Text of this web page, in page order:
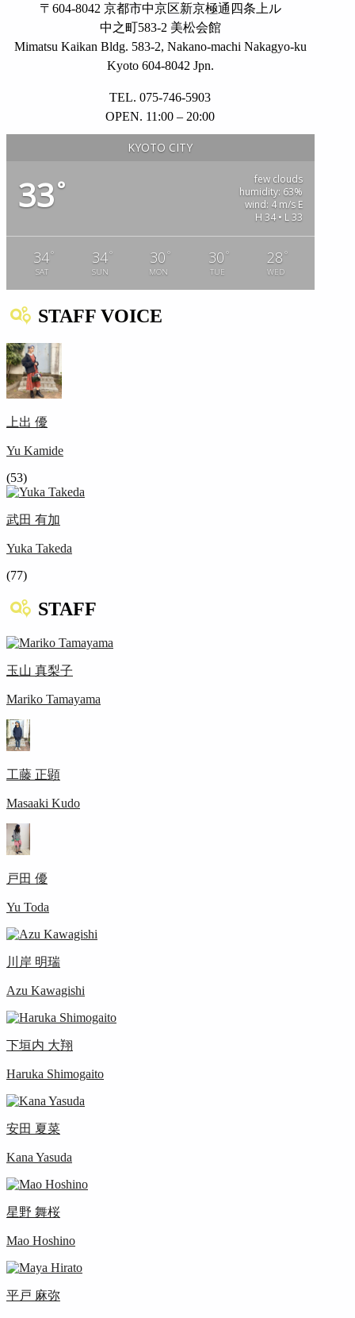
〒604-8042 京都市中京区新京極通四条上ル
中之町583-2 美松会館
Mimatsu Kaikan Bldg. 583-2, Nakano-machi Nakagyo-ku
Kyoto 604-8042 Jpn.
TEL. 075-746-5903
OPEN. 11:00 – 20:00
KYOTO CITY
33°
few clouds
humidity: 63%
wind: 4 m/s E
H 34 • L 33
34°
SAT
34°
SUN
30 °
MON
30 °
TUE
28 °
WED
STAFF VOICE
上出 優
Yu Kamide
(53)
武田 有加
Yuka Takeda
(77)
STAFF
玉山 真梨子
Mariko Tamayama
工藤 正顕
Masaaki Kudo
戸田 優
Yu Toda
川岸 明瑞
Azu Kawagishi
下垣内 大翔
Haruka Shimogaito
安田 夏菜
Kana Yasuda
星野 舞桜
Mao Hoshino
平戸 麻弥